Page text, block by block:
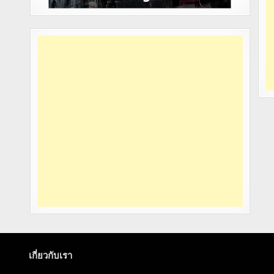
เกี่ยวกับเรา